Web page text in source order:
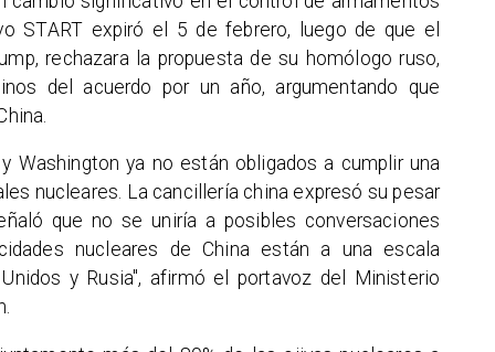
START expiró el 5 de febrero, luego de que el
rechazara la propuesta de su homólogo ruso,
del acuerdo por un año, argumentando que
Washington ya no están obligados a cumplir una
nucleares. La cancillería china expresó su pesar
que no se uniría a posibles conversaciones
nucleares de China están a una escala
y Rusia", afirmó el portavoz del Ministerio